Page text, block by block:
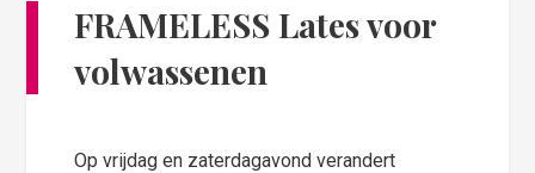
FRAMELESS Lates voor
volwassenen
Op vrijdag en zaterdagavond verandert